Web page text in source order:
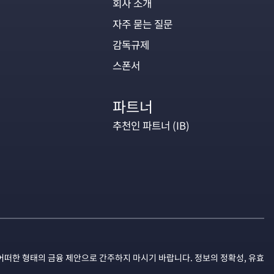
회사 소개
자주 묻는 질문
감독규제
스폰서
파트너
추천인 파트너 (IB)
한 형태의 금융 제안으로 간주하지 마시기 바랍니다. 정보의 정확성, 유효